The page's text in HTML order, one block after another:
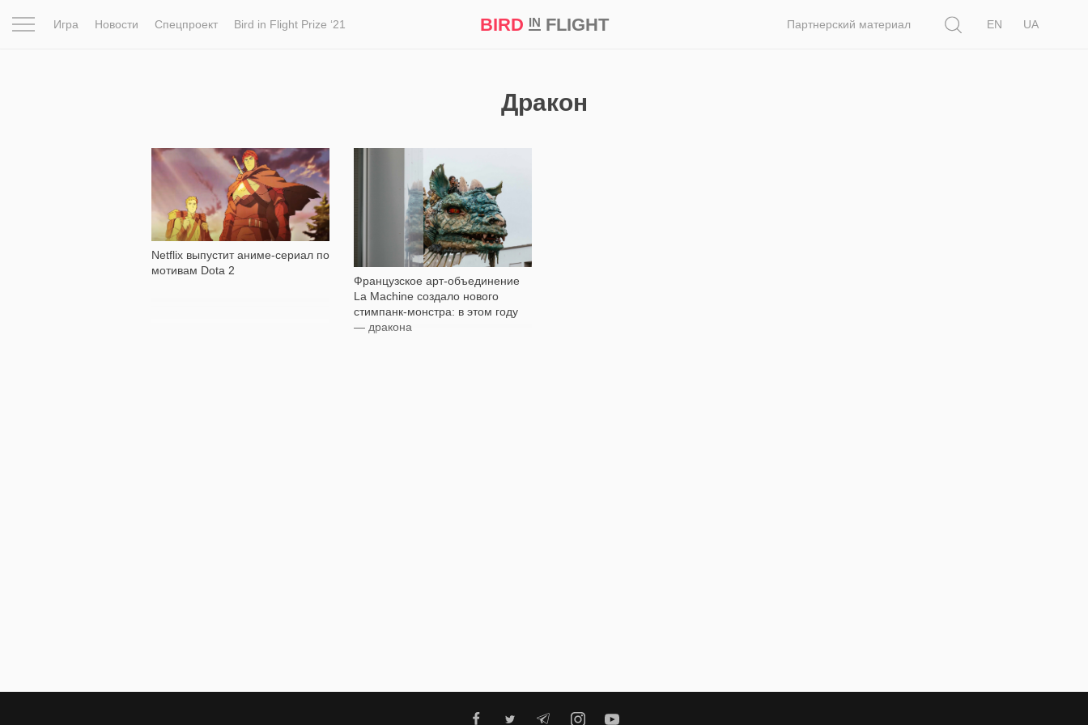
Игра Новости Спецпроект Bird in Flight Prize ‘21 BIRD INFLIGHT Партнерский материал
EN
UA
Дракон
Netflix выпустит аниме-сериал по
мотивам Dota 2
242
Французское арт-объединение
La Machine создало нового
стимпанк-монстра: в этом году
— дракона